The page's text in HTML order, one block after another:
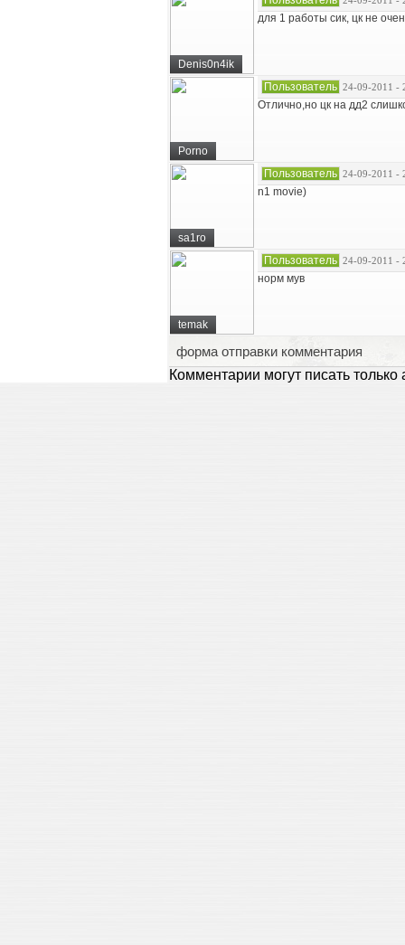
Denis0n4ik
для 1 работы сик, цк не
Porno
Пользователь 24-09-2011 -
Отлично,но цк на дд2
sa1ro
Пользователь 24-09-2011 -
n1 movie)
temak
Пользователь 24-09-2011 -
норм мув
форма отправки комментария
Комментарии могут писать